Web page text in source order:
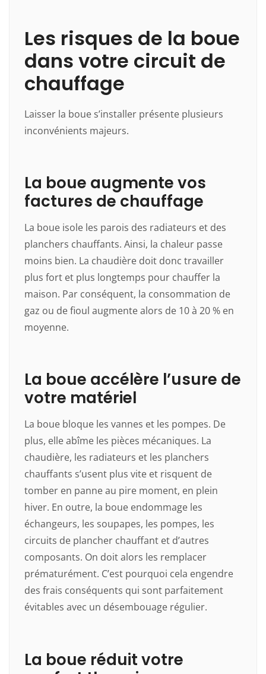
Les risques de la boue
dans votre circuit de
chauffage
Laisser la boue s’installer présente plusieurs
inconvénients majeurs.
La boue augmente vos
factures de chauffage
La boue isole les parois des radiateurs et des
planchers chauffants. Ainsi, la chaleur passe
moins bien. La chaudière doit donc travailler
plus fort et plus longtemps pour chauffer la
maison. Par conséquent, la consommation de
gaz ou de fioul augmente alors de 10 à 20 % en
moyenne.
La boue accélère l’usure de
votre matériel
La boue bloque les vannes et les pompes. De
plus, elle abîme les pièces mécaniques. La
chaudière, les radiateurs et les planchers
chauffants s’usent plus vite et risquent de
tomber en panne au pire moment, en plein
hiver. En outre, la boue endommage les
échangeurs, les soupapes, les pompes, les
circuits de plancher chauffant et d’autres
composants. On doit alors les remplacer
prématurément. C’est pourquoi cela engendre
des frais conséquents qui sont parfaitement
évitables avec un désembouage régulier.
La boue réduit votre